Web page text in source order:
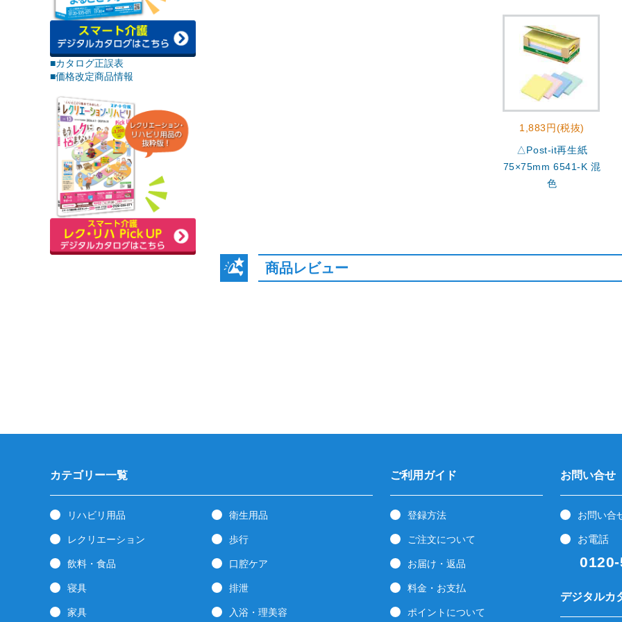
■カタログ正誤表
■価格改定商品情報
1,883円(税抜)
△Post-it再生紙
75×75mm 6541-K 混
色
商品レビュー
カテゴリー一覧
リハビリ用品 衛生用品
レクリエーション 歩行
飲料・食品 口腔ケア
寝具 排泄
家具 入浴・理美容
ご利用ガイド
登録方法
ご注文について
お届け・返品
料金・お支払
ポイントについて
お問い合せ
お問い合
お電話
0120-
デジタルカ